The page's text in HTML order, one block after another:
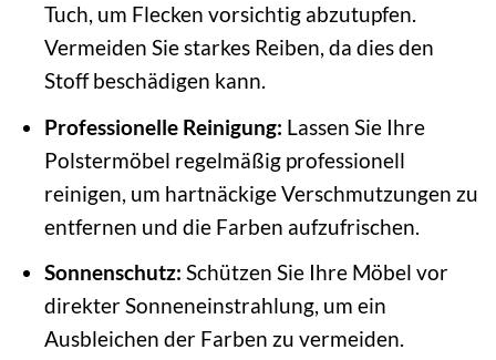
Tuch, um Flecken vorsichtig abzutupfen.
Vermeiden Sie starkes Reiben, da dies den
Stoff beschädigen kann.
Professionelle Reinigung: Lassen Sie Ihre
Polstermöbel regelmäßig professionell
reinigen, um hartnäckige Verschmutzungen zu
entfernen und die Farben aufzufrischen.
Sonnenschutz: Schützen Sie Ihre Möbel vor
direkter Sonneneinstrahlung, um ein
Ausbleichen der Farben zu vermeiden.